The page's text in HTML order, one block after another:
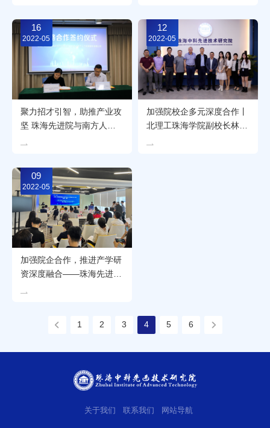
16
2022-05
聚力招才引智，助推产业攻
坚 珠海先进院与南方人力
12
2022-05
加强院校企多元深度合作丨
北理工珠海学院副校长林海
09
2022-05
加强院企合作，推进产学研
资深度融合——珠海先进院
1 2 3 4 5 6
关于我们 联系我们 网站导航